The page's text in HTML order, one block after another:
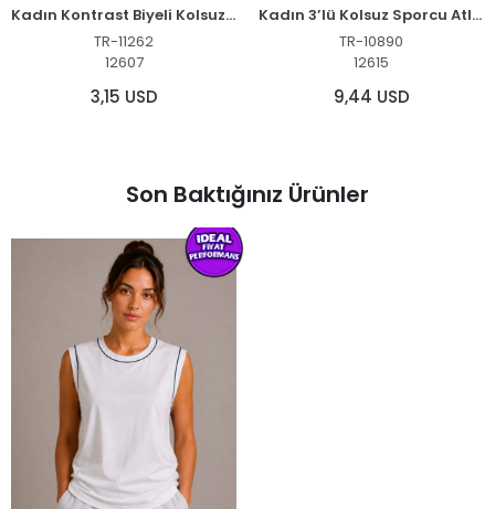
Kadın Kontrast Biyeli Kolsuz Atlet Bisiklet Yaka Yazlık Basic Atlet - Turkuaz
TR-11262
12607
3,15 USD
Kadın 3’lü Kolsuz Sporcu Atlet Seti Yazlık Bisiklet Yakalı - Sarı, Siyah, Bebe Mavisi
TR-10890
12615
9,44 USD
Son Baktığınız Ürünler